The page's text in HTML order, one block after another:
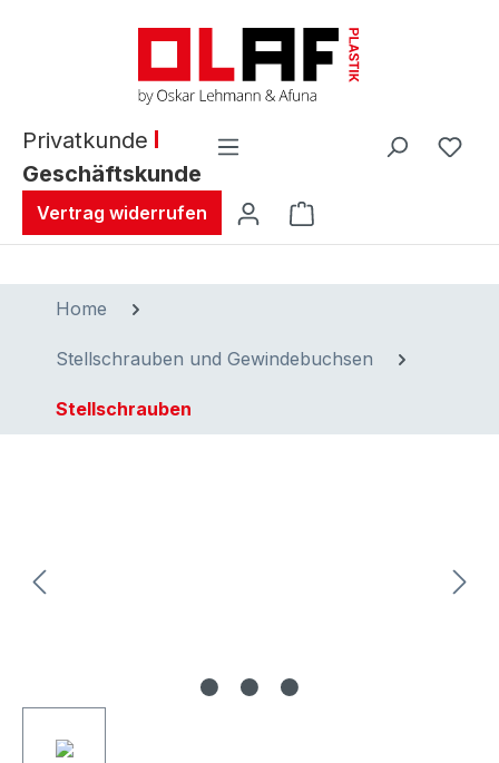
Privatkunde
Geschäftskunde
Vertrag widerrufen Warenkorb enthält
Home
Stellschrauben und Gewindebuchsen
Stellschrauben